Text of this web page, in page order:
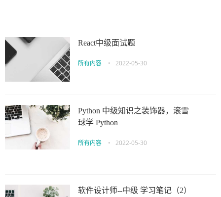
React中级面试题
所有内容 • 2022-05-30
Python 中级知识之装饰器，滚雪
球学 Python
所有内容 • 2022-05-30
软件设计师--中级 学习笔记（2）